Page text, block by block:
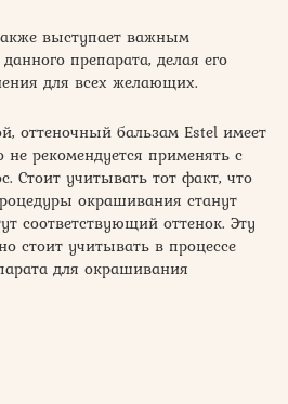
выступает важным
препарата, делая его
для всех желающих.
оттеночный бальзам Estel имеет
не рекомендуется применять с
Стоит учитывать тот факт, что
окрашивания станут
соответствующий оттенок. Эту
стоит учитывать в процессе
для окрашивания